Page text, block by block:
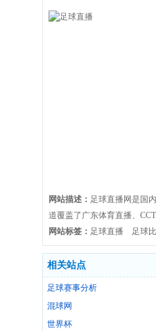
网站描述： 足球直播网是国
道覆盖了广东体育直播、
网站标签： 足球直播 足球
相关站点
足球赛事分析
混球网
世界杯